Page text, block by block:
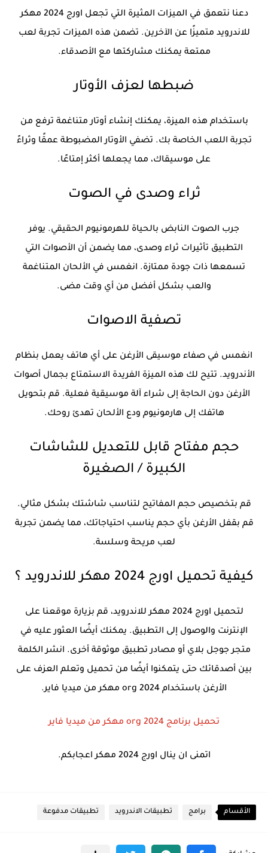
دعنا نتعمق في الميزات المثيرة التي تجعل اورج 2024 مهكر
للاندرويد متميزًا عن الآخرين. تضمن هذه الميزات تجربة لعب
ممتعة يمكنك مشاركتها مع الأصدقاء.
ضبطها لعزف الأوتار
باستخدام هذه الميزة، يمكنك إنشاء أوتار متناغمة ترفع من
تجربة اللعب الخاصة بك. تضفي الأوتار المضبوطة عمقًا وثراءً
على موسيقاك، مما يجعلها أكثر إمتاعًا.
ثراء وصدى في الصوت
جرب الصوت النابض بالحياة للهرمونيوم الحقيقي. يوفر
التطبيق تأثيرات ثراء وصدى، مما يضمن أن الأصوات التي
تسمعها ذات جودة ممتازة. انغمس في الألحان المتناغمة
والعب بشكل أفضل من أي وقت مضى.
تصفية الاصوات
انغمس في صفاء موسيقى الأرغن على أي هاتف يعمل بنظام
الأندرويد. تتيح لك هذه الميزة الفريدة الاستمتاع بجمال أصوات
الأرغن دون الحاجة إلى شراء آلة موسيقية فعلية. قم بتحويل
هاتفك إلى هارمونيوم ودع الألحان تهدئ روحك.
حجم مفتاح قابل للتعديل للشاشات
الكبيرة / الصغيرة
قم بتخصيص حجم المفاتيح لتناسب شاشتك بشكل مثالي.
قم بقفل الأرغن بأي حجم يناسب احتياجاتك، مما يضمن تجربة
لعب مريحة وسلسة.
كيفية تحميل اورج 2024 مهكر للاندرويد ؟
لتحميل اورج 2024 مهكر للاندرويد، قم بزيارة موقعنا على
الإنترنت والوصول إلى التطبيق. يمكنك أيضًا العثور عليه في
متجر جوجل بلاي أو مصادر تطبيق موثوقة أخرى. انشر الكلمة
بين أصدقائك حتى يتمكنوا أيضًا من تحميل وتعلم العزف على
الأرغن باستخدام org 2024 مهكر من ميديا فاير.
تحميل برنامج org 2024 مهكر من ميديا فاير
اتمنى ان ينال اورج 2024 مهكر اعجابكم.
الأقسام برامج تطبيقات الاندرويد تطبيقات مدفوعة